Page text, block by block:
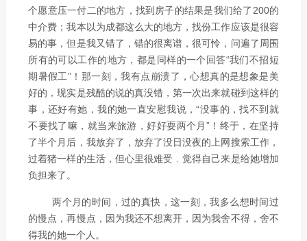
个愿意压一付二的地方，找到房子的结果是我们给了200的
中介费；我本以为成都这么大的地方，找份工作应该是很容
易的事，但是我又错了，错的很离谱，很可怜，问遍了周围
所有的可以工作的地方，都是同样的一个回答“我们不招短
期暑假工”！那一刻，我有点崩溃了，心想真的是想象是美
好的，现实是残酷的说的真没错，第一次出来就碰到这样的
事，还好有她，我的她一直安慰我说，“没事的，找不到就
不要找了嘛，就当来旅游，好好耍两个月”！终于，在坚持
了半个月后，我放弃了，放弃了没日没夜的上网搜索工作，
过着猪一样的生活，但心里很难受，觉得自己来是给她增加
负担来了。
两个月的时间，过的真快，这一刻，我多么想时间过
的慢点，再慢点，因为我还不想离开，因为我舍不得，舍不
得我的她一个人。